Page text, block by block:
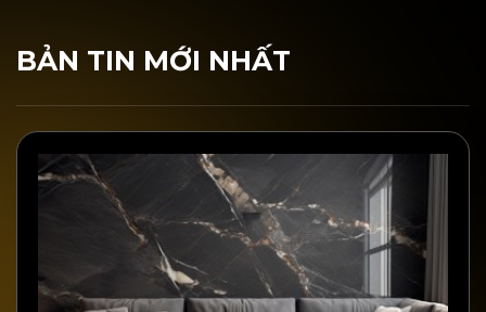
BẢN TIN MỚI NHẤT